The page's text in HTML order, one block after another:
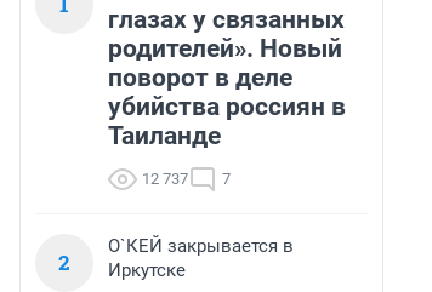
глазах у связанных
родителей». Новый
поворот в деле
убийства россиян в
Таиланде
12 737 7
2
О`КЕЙ закрывается в
Иркутске